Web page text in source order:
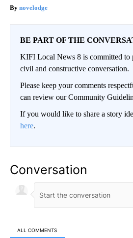
novelodge
BE PART OF THE
KIFI Local News 8 is committed to
civil and constructive conversation.
Please keep your comments
can review our Community
If you would like to share a story
here.
Conversation
ALL COMMENTS